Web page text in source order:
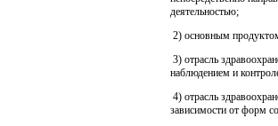
деятельностью;
2) основным
3) отрасль
наблюдением и
4) отрасль
зависимости от форм